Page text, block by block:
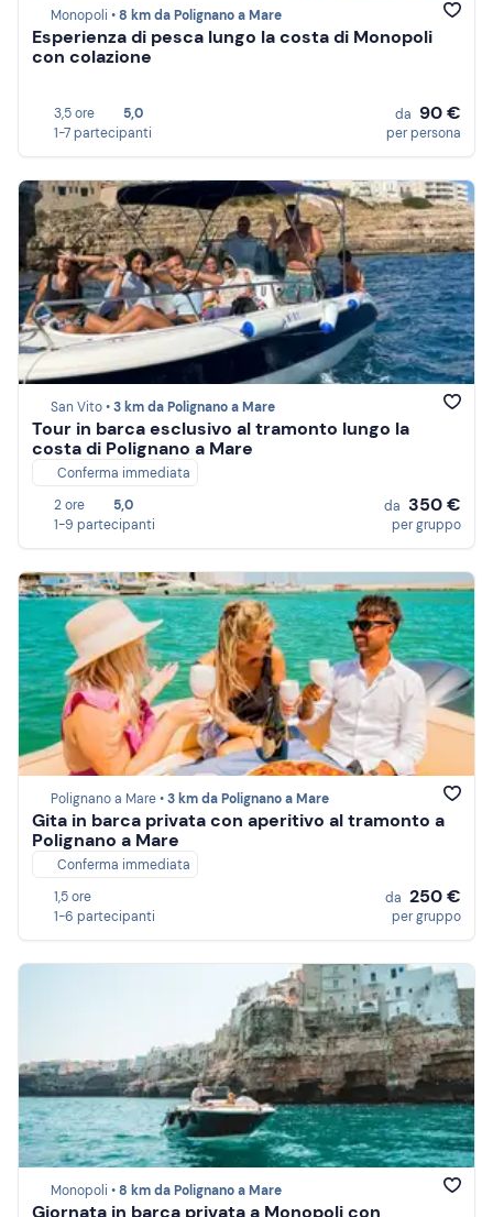
Monopoli •8 km da Polignano a Mare
Esperienza di pesca lungo la costa di Monopoli
con colazione
3,5 ore
5,0
1-7 partecipanti
da 90 €
per persona
San Vito •3 km da Polignano a Mare
Tour in barca esclusivo al tramonto lungo la
costa di Polignano a Mare
Conferma immediata
2 ore
5,0
1-9 partecipanti
da 350 €
per gruppo
Polignano a Mare •3 km da Polignano a Mare
Gita in barca privata con aperitivo al tramonto a
Polignano a Mare
Conferma immediata
1,5 ore
1-6 partecipanti
da 250 €
per gruppo
Monopoli •8 km da Polignano a Mare